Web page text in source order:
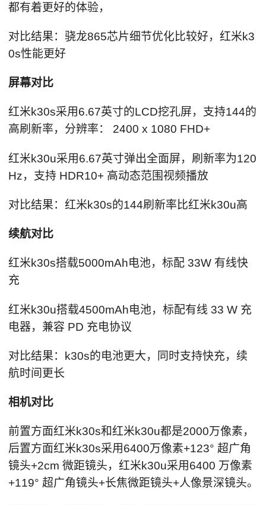
都有着更好的体验，
对比结果：骁龙865芯片细节优化比较好，红米k3
0s性能更好
屏幕对比
红米k30s采用6.67英寸的LCD挖孔屏，支持144的
高刷新率，分辨率： 2400 x 1080 FHD+
红米k30u采用6.67英寸弹出全面屏，刷新率为120
Hz，支持 HDR10+ 高动态范围视频播放
对比结果：红米k30s的144刷新率比红米k30u高
续航对比
红米k30s搭载5000mAh电池，标配 33W 有线快
充
红米k30u搭载4500mAh电池，标配有线 33 W 充
电器，兼容 PD 充电协议
对比结果：k30s的电池更大，同时支持快充，续
航时间更长
相机对比
前置方面红米k30s和红米k30u都是2000万像素，
后置方面红米k30s采用6400万像素+123° 超广角
镜头+2cm 微距镜头，红米k30u采用6400 万像素
+119° 超广角镜头+长焦微距镜头+人像景深镜头。